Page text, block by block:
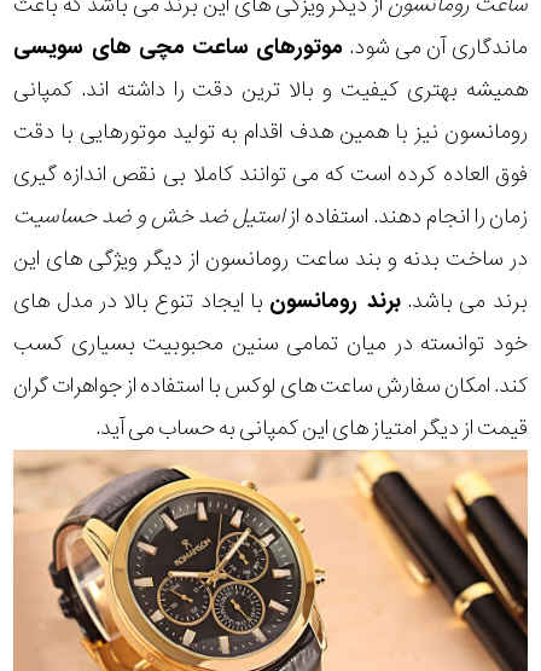
ماندگاری آن می شود. موتورهای ساعت مچی های سویسی
همیشه بهتری کیفیت و بالا ترین دقت را داشته اند. کمپانی
رومانسون نیز با همین هدف اقدام به تولید موتورهایی با دقت
فوق العاده کرده است که می توانند کاملا بی نقص اندازه گیری
زمان را انجام دهند. استفاده ازاستیل ضد خش و ضد حساسیت
در ساخت بدنه و بند ساعت رومانسون از دیگر ویژگی های این
برند می باشد.برند رومانسون با ایجاد تنوع بالا در مدل های
خود توانسته در میان تمامی سنین محبوبیت بسیاری کسب
کند. امکان سفارش ساعت های لوکس با استفاده از جواهرات گران
قیمت از دیگر امتیاز های این کمپانی به حساب می آید.